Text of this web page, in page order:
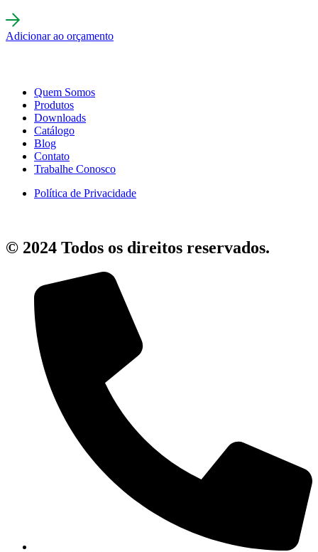
Adicionar ao orçamento
Quem Somos
Produtos
Downloads
Catálogo
Blog
Contato
Trabalhe Conosco
Política de Privacidade
© 2024 Todos os direitos reservados.